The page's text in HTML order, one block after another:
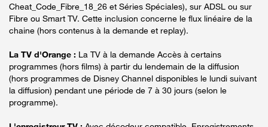
Cheat_Code_Fibre_18_26 et Séries Spéciales), sur ADSL ou sur
Fibre ou Smart TV. Cette inclusion concerne le flux linéaire de la
chaine (hors contenus à la demande et replay).
La TV d'Orange : La TV à la demande Accès à certains
programmes (hors films) à partir du lendemain de la diffusion
(hors programmes de Disney Channel disponibles le lundi suivant
la diffusion) pendant une période de 7 à 30 jours (selon le
programme).